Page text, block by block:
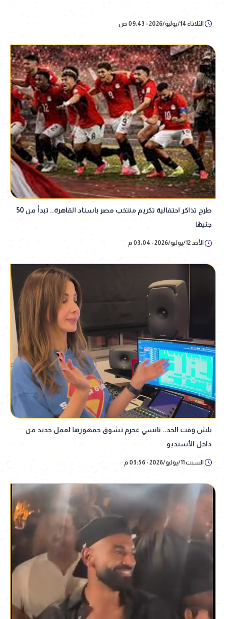
الثلاثاء 14/يوليو/2026 - 09:43 ص
طرح تذاكر احتفالية تكريم منتخب مصر باستاد القاهرة.. تبدأ من 50
جنيهًا
الأحد 12/يوليو/2026 - 03:04 م
بلش وقت الجد.. نانسي عجرم تشوق جمهورها لعمل جديد من
داخل الأستديو
السبت 11/يوليو/2026 - 03:56 م